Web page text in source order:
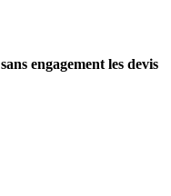
sans engagement les devis